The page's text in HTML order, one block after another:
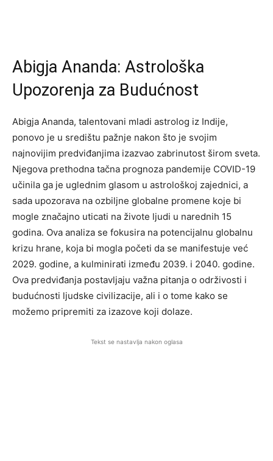
Abigja Ananda: Astrološka
Upozorenja za Budućnost
Abigja Ananda, talentovani mladi astrolog iz Indije,
ponovo je u središtu pažnje nakon što je svojim
najnovijim predviđanjima izazvao zabrinutost širom sveta.
Njegova prethodna tačna prognoza pandemije COVID-19
učinila ga je uglednim glasom u astrološkoj zajednici, a
sada upozorava na ozbiljne globalne promene koje bi
mogle značajno uticati na živote ljudi u narednih 15
godina. Ova analiza se fokusira na potencijalnu globalnu
krizu hrane, koja bi mogla početi da se manifestuje već
2029. godine, a kulminirati između 2039. i 2040. godine.
Ova predviđanja postavljaju važna pitanja o održivosti i
budućnosti ljudske civilizacije, ali i o tome kako se
možemo pripremiti za izazove koji dolaze.
Tekst se nastavlja nakon oglasa